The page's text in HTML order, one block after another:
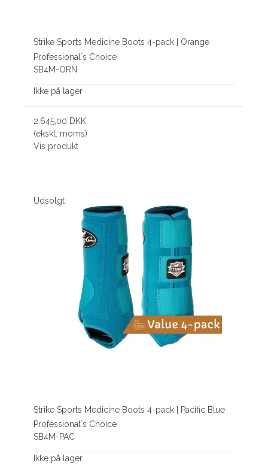
Strike Sports Medicine Boots 4-pack | Orange
Professional´s Choice
SB4M-ORN
Ikke på lager
2.645,00 DKK
(ekskl. moms)
Vis produkt
Udsolgt
Strike Sports Medicine Boots 4-pack | Pacific Blue
Professional´s Choice
SB4M-PAC
Ikke på lager